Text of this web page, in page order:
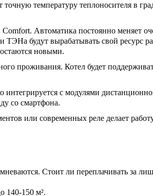
точную температуру теплоносителя в
Автоматика постоянно меняет
ТЭНа будут вырабатывать свой ресурс
остаются новыми.
проживания. Котел будет
интегрируется с модулями
со смартфона.
или современных реле делает
Стоит ли переплачивать за
140-150 м².